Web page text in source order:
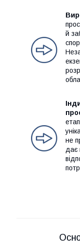
й
не
дає